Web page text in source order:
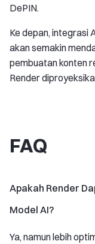
DePIN.
Ke depan, integrasi
akan semakin
pembuatan konten
Render
FAQ
Apakah Render
Model AI?
Ya, namun lebih